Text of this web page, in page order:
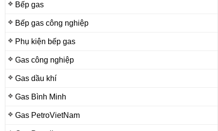
Bếp gas
Bếp gas công nghiệp
Phụ kiện bếp gas
Gas công nghiệp
Gas dầu khí
Gas Bình Minh
Gas PetroVietNam